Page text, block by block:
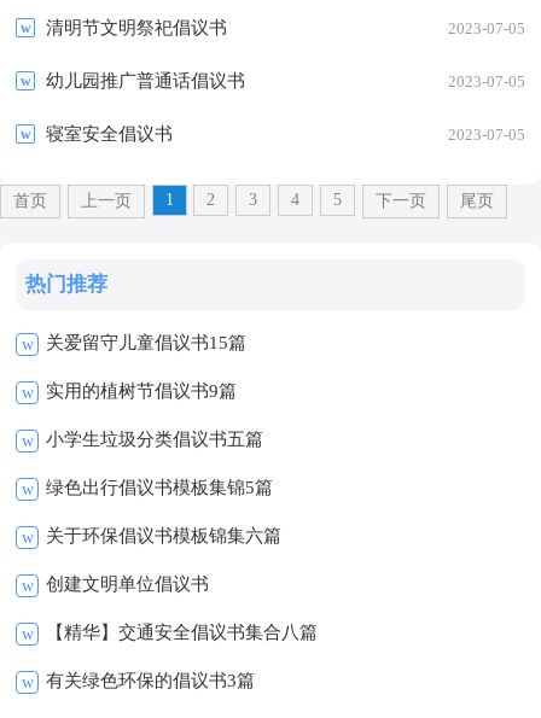
清明节文明祭祀倡议书 2023-07-05
幼儿园推广普通话倡议书 2023-07-05
寝室安全倡议书 2023-07-05
首页 上一页 1 2 3 4 5 下一页 尾页
热门推荐
w 关爱留守儿童倡议书15篇
w 实用的植树节倡议书9篇
w 小学生垃圾分类倡议书五篇
w 绿色出行倡议书模板集锦5篇
w 关于环保倡议书模板锦集六篇
w 创建文明单位倡议书
w 【精华】交通安全倡议书集合八篇
w 有关绿色环保的倡议书3篇